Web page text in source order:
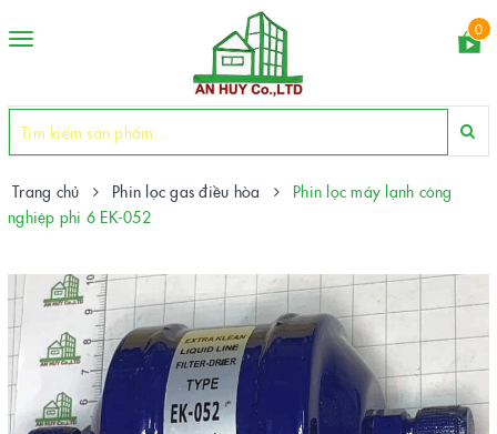
Toggle
0
Trang chủ Phin lọc gas điều hòa
Phin lọc máy lạnh công
nghiệp phi 6 EK-052